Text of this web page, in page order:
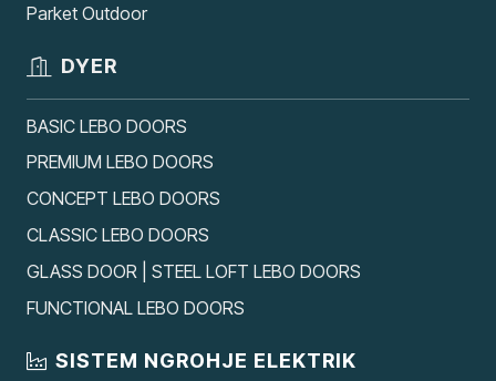
Parket Outdoor
DYER
BASIC LEBO DOORS
PREMIUM LEBO DOORS
CONCEPT LEBO DOORS
CLASSIC LEBO DOORS
GLASS DOOR | STEEL LOFT LEBO DOORS
FUNCTIONAL LEBO DOORS
SISTEM NGROHJE ELEKTRIK